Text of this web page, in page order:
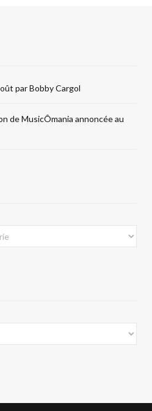
par Bobby Cargol
de MusicÔmania annoncée au